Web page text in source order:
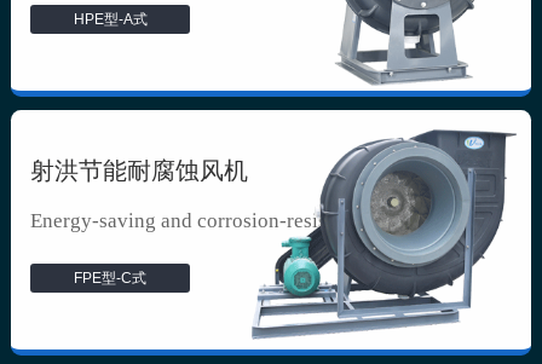
HPE型-A式
射洪节能耐腐蚀风机
Energy-saving and corrosion-resista...
FPE型-C式